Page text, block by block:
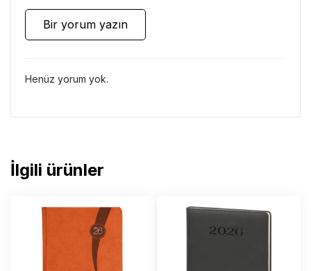
Bir yorum yazın
Henüz yorum yok.
İlgili ürünler